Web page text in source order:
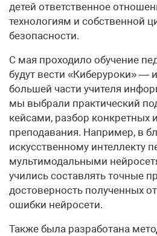
детей ответственное
технологиям и собственной
безопасности.
С мая проходило обучение
будут вести «Киберуроки» —
большей части учителя
мы выбрали практический
кейсами, разбор конкретных
преподавания. Например, в
искусственному интеллекту
мультимодальными
учились составлять точные
достоверность полученных
ошибки нейросети.
Также была разработана